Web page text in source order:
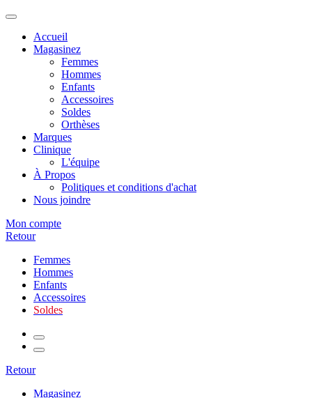
Accueil
Magasinez
Femmes
Hommes
Enfants
Accessoires
Soldes
Orthèses
Marques
Clinique
L'équipe
À Propos
Politiques et conditions d'achat
Nous joindre
Mon compte
Retour
Femmes
Hommes
Enfants
Accessoires
Soldes
Retour
Magasinez